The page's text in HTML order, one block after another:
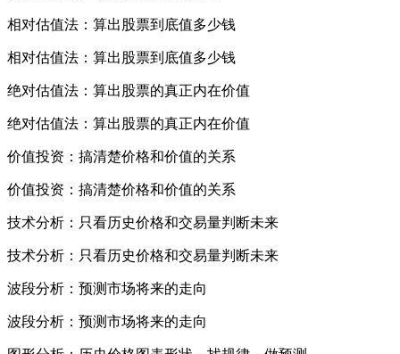
相对估值法：算出股票到底值多少钱
相对估值法：算出股票到底值多少钱
绝对估值法：算出股票的真正内在价值
绝对估值法：算出股票的真正内在价值
价值投资：搞清楚价格和价值的关系
价值投资：搞清楚价格和价值的关系
技术分析：只看历史价格和交易量判断未来
技术分析：只看历史价格和交易量判断未来
波段分析：预测市场将来的走向
波段分析：预测市场将来的走向